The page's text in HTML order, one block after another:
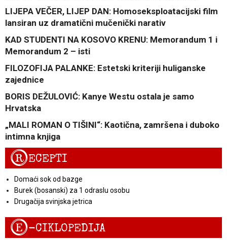
LIJEPA VEČER, LIJEP DAN: Homoseksploatacijski film
lansiran uz dramatični mučenički narativ
KAD STUDENTI NA KOSOVO KRENU: Memorandum 1 i
Memorandum 2 – isti
FILOZOFIJA PALANKE: Estetski kriteriji huliganske
zajednice
BORIS DEŽULOVIĆ: Kanye Westu ostala je samo
Hrvatska
„MALI ROMAN O TIŠINI“: Kaotična, zamršena i duboko
intimna knjiga
RECEPTI
Domaći sok od bazge
Burek (bosanski) za 1 odraslu osobu
Drugačija svinjska jetrica
E-CIKLOPEDIJA